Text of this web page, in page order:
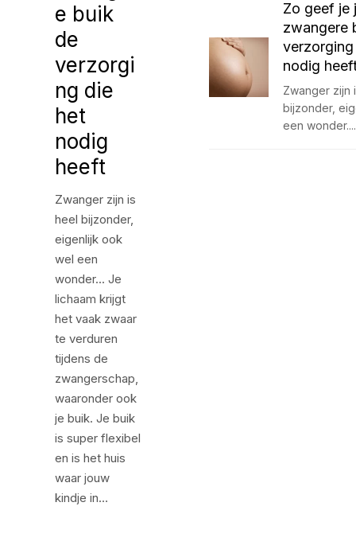
e buik
de
verzorgi
ng die
het
nodig
heeft
Zwanger zijn is
heel bijzonder,
eigenlijk ook
wel een
wonder... Je
lichaam krijgt
het vaak zwaar
te verduren
tijdens de
zwangerschap,
waaronder ook
je buik. Je buik
is super flexibel
en is het huis
waar jouw
kindje in…
Zo geef je
zwangere
nodig
Zwanger zijn
bijzonder,
een